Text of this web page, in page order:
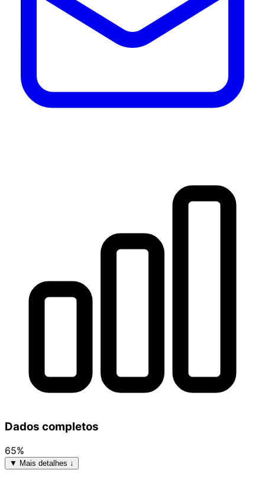
Dados completos
65%
▼ Mais detalhes ↓